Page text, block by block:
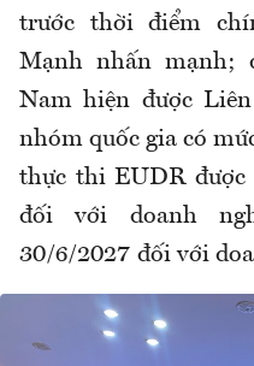
trước thời điểm
Mạnh nhấn mạnh;
Nam hiện được
nhóm quốc gia có
thực thi EUDR được
đối với doanh
30/6/2027 đối với